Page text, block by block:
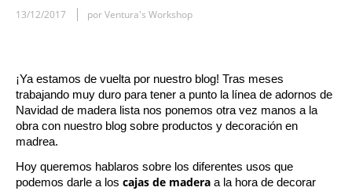
13/12/2017 por Ventura's Workshop
¡Ya estamos de vuelta por nuestro blog! Tras meses
trabajando muy duro para tener a punto la línea de adornos de
Navidad de madera lista nos ponemos otra vez manos a la
obra con nuestro blog sobre productos y decoración en
madrea.
Hoy queremos hablaros sobre los diferentes usos que
podemos darle a los cajas de madera a la hora de decorar